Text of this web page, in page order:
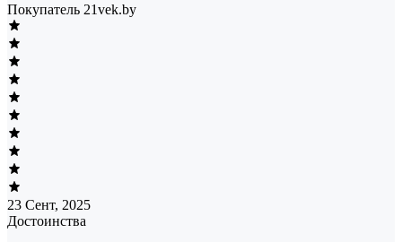
Покупатель 21vek.by
23 Сент, 2025
Достоинства